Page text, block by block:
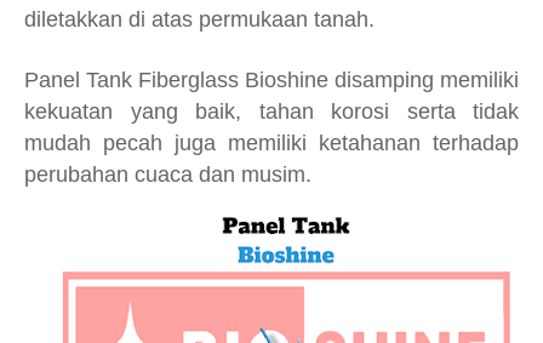
diletakkan di atas permukaan tanah.
Panel Tank Fiberglass Bioshine disamping memiliki
kekuatan yang baik, tahan korosi serta tidak
mudah pecah juga memiliki ketahanan terhadap
perubahan cuaca dan musim.